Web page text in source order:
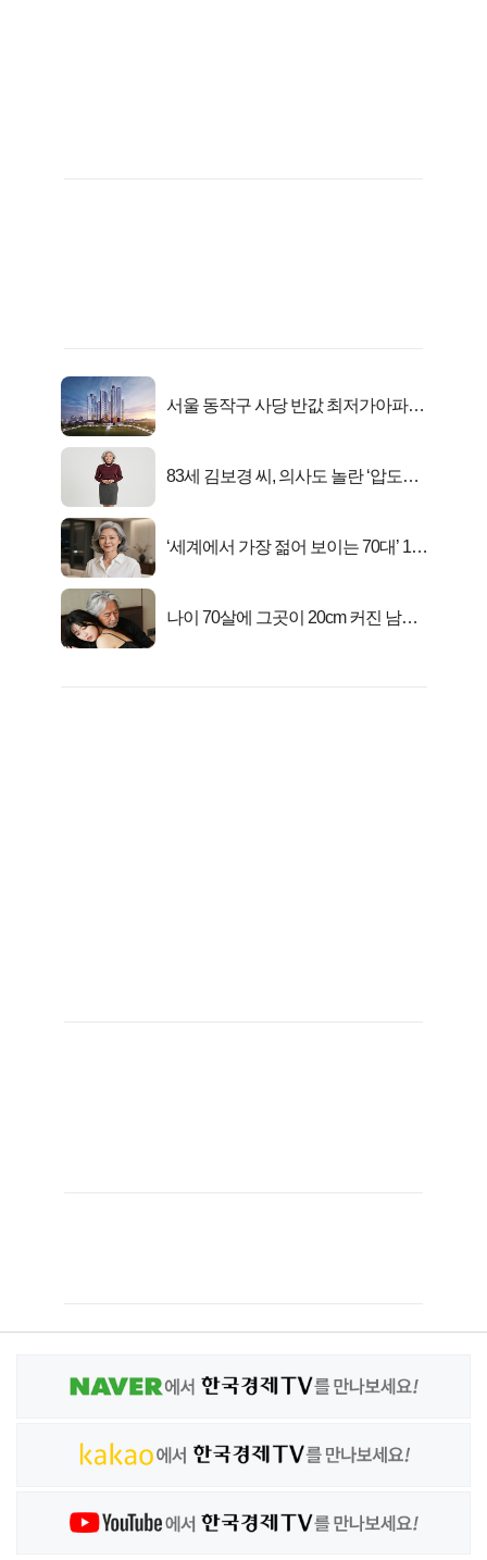
서울 동작구 사당 반값 최저가아파트
83세 김보경 씨, 의사도 놀란 ‘압도적
‘세계에서 가장 젊어 보이는 70대’ 1위
나이 70살에 그곳이 20cm 커진 남자..